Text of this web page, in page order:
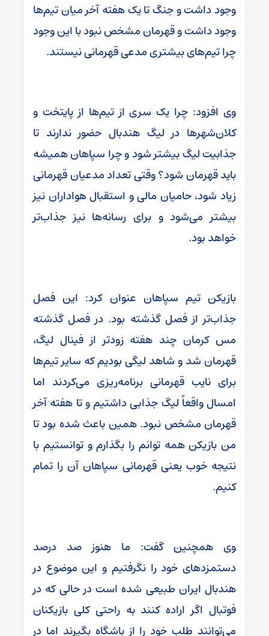
وجود داشت و جنگ تا یک هفته آخر میان تیم‌ها
وجود داشت و قهرمان مشخص نبود با این وجود
چرا تیم‌های بیشتری مدعی قهرمانی نیستند.
وی افزود: چرا یک سری از تیم‌ها از پایتخت و
کلان‌شهرها در لیگ هندبال حضور ندارند تا
جذابیت لیگ بیشتر شود و چرا سپاهان همیشه
باید قهرمان شود؟ وقتی تعداد مدعیان قهرمانی
زیاد شود، حامیان مالی و استقبال هواداران نیز
بیشتر می‌شود و برای رسانه‌ها نیز جذاب‌تر
خواهد بود.
بازیکن تیم سپاهان عنوان کرد: این فصل
جذاب‌تر از فصل گذشته بود. در فصل گذشته
مس کرمان چند هفته زودتر از فینال لیگ،
قهرمان شد و شاهد لیگی بودیم که سایر تیم‌ها
برای نایب قهرمانی برنامه‌ریزی می‌کردند اما
امسال واقعاً لیگ جذابی داشتیم و تا هفته آخر
قهرمان مشخص نبود. همین باعث شده بود تا
من بازیکن همه توانم را بگذارم و توانستیم با
نتیجه خوب یعنی قهرمانی سپاهان آن را تمام
کنیم.
وی همچنین گفت: ما هنوز صد درصد
دستمزدهای خود را نگرفتیم و این موضوع در
هندبال ایران طبیعی شده است در حالی که در
فوتبال اگر اراده کنند به راحتی کلی بازیکنان
می‌توانند طلب خود را از باشگاه بگیرند اما در